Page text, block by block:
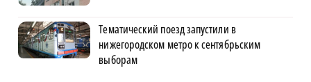
Тематический поезд запустили в
нижегородском метро к сентябрьским
выборам